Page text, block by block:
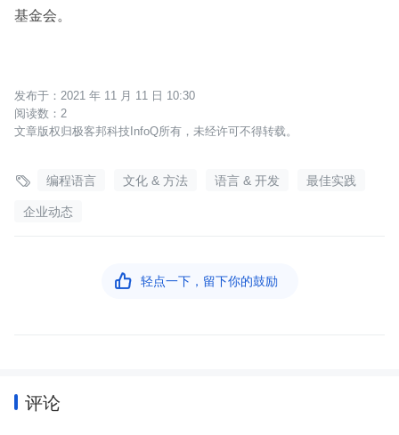
基金会。
2021 年 11 月 11 日 10:30
2
文章版权归极客邦科技InfoQ所有，未经许可不得转载。
 编程语言 文化 & 方法 语言 & 开发 最佳实践
企业动态
 轻点一下，留下你的鼓励
评论